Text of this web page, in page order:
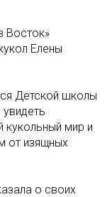
Восток»
Елены
Детской школы
мир и
от изящных
о своих